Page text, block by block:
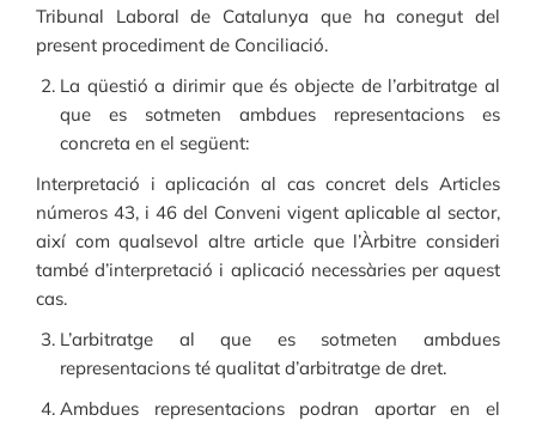
Tribunal Laboral de Catalunya que ha conegut del
present procediment de Conciliació.
La qüestió a dirimir que és objecte de l’arbitratge al
que es sotmeten ambdues representacions es
concreta en el següent:
Interpretació i aplicación al cas concret dels Articles
números 43, i 46 del Conveni vigent aplicable al sector,
així com qualsevol altre article que l’Àrbitre consideri
també d’interpretació i aplicació necessàries per aquest
cas.
L’arbitratge al que es sotmeten ambdues
representacions té qualitat d’arbitratge de dret.
Ambdues representacions podran aportar en el